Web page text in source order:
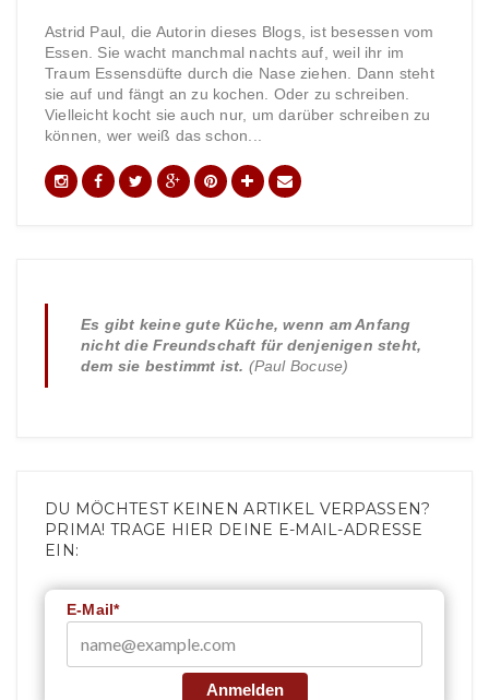
Astrid Paul, die Autorin dieses Blogs, ist besessen vom
Essen. Sie wacht manchmal nachts auf, weil ihr im
Traum Essensdüfte durch die Nase ziehen. Dann steht
sie auf und fängt an zu kochen. Oder zu schreiben.
Vielleicht kocht sie auch nur, um darüber schreiben zu
können, wer weiß das schon...
Es gibt keine gute Küche, wenn am Anfang
nicht die Freundschaft für denjenigen steht,
dem sie bestimmt ist. (Paul Bocuse)
DU MÖCHTEST KEINEN ARTIKEL VERPASSEN?
PRIMA! TRAGE HIER DEINE E-MAIL-ADRESSE
EIN:
E-Mail*
Anmelden